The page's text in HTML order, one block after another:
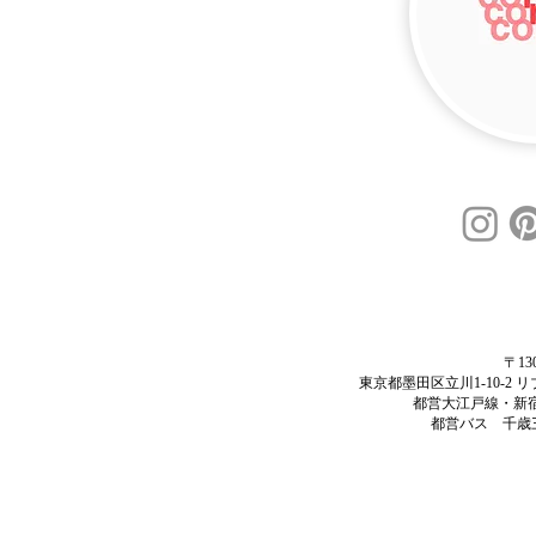
〒
東京都墨田区立川1-10-2
都営大江戸線・新
都営バス 千歳